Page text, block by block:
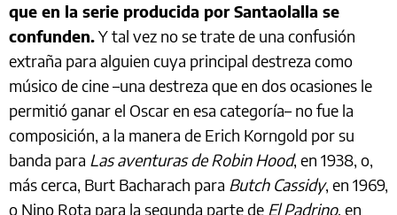
que en la serie producida por Santaolalla se
confunden.Y tal vez no se trate de una confusión
extraña para alguien cuya principal destreza como
músico de cine –una destreza que en dos ocasiones le
permitió ganar el Oscar en esa categoría– no fue la
composición, a la manera de Erich Korngold por su
banda para Las aventuras de Robin Hood, en 1938, o,
más cerca, Burt Bacharach para Butch Cassidy, en 1969,
o Nino Rota para la segunda parte de El Padrino, en